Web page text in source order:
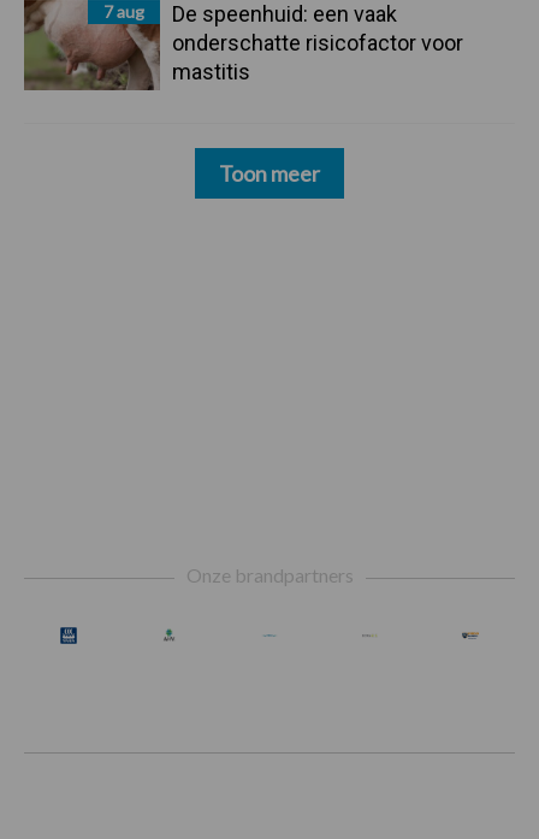
7 aug
De speenhuid: een vaak
onderschatte risicofactor voor
mastitis
Toon meer
Onze brandpartners